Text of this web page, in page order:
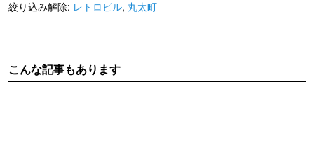
絞り込み解除: レトロビル, 丸太町
こんな記事もあります